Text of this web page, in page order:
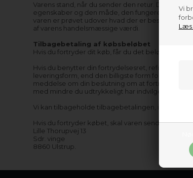
Vi
Læs
Varens stand, når du sender den retur. Du
egenskaber og den måde, den fungerer på. Du
varen er prøvet udover hvad der er beskrevet
af varens handelsmæssige værdi.
Tilbagebetaling af købsbeløbet
Hvis du fortryder dit køb, får du det beløb du
Hvis du benytter din fortrydelsesret, refunderer
leveringsform, end den billigste form for
meddelse om din beslutning om at fortryde
med mindre du udtrykkeligt har indvilget i noget
Vi kan tilbageholde tilbagebetalingen, indtil vi
Hvis du fortryder købet, skal varen sendes til:
Lille Thorupvej 13
Sdr. vinge
8860 Ulstrup.